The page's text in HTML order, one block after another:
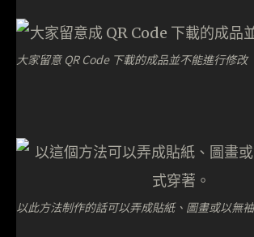
大家留意 QR Code 下載的成品並不能進行修改
以此方法制作的話可以弄成貼紙、圖畫或以無